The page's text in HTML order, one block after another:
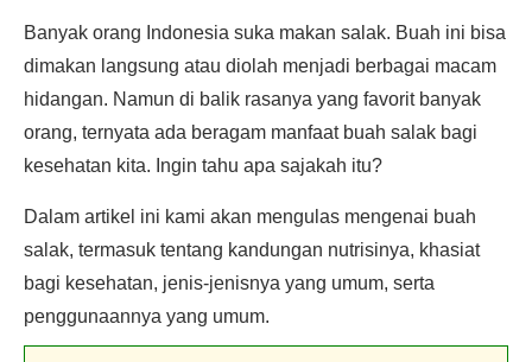
Banyak orang Indonesia suka makan salak. Buah ini bisa
dimakan langsung atau diolah menjadi berbagai macam
hidangan. Namun di balik rasanya yang favorit banyak
orang, ternyata ada beragam manfaat buah salak bagi
kesehatan kita. Ingin tahu apa sajakah itu?
Dalam artikel ini kami akan mengulas mengenai buah
salak, termasuk tentang kandungan nutrisinya, khasiat
bagi kesehatan, jenis-jenisnya yang umum, serta
penggunaannya yang umum.